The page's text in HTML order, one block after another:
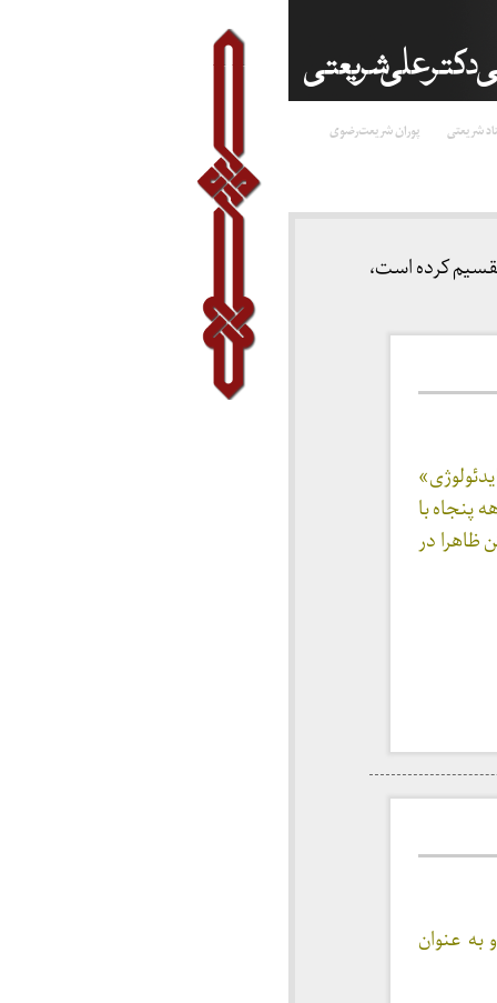
شریعتی پوران شریعت‌رضوی
کرده است،
نام «جهان بینی و ایدئولوژی»
پنجاه با
ظاهرا در
عنوان